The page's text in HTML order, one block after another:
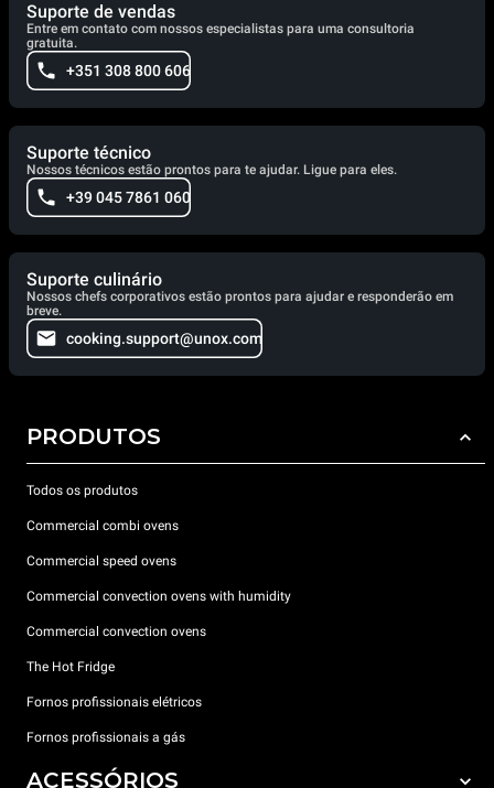
Suporte de vendas
Entre em contato com nossos especialistas para uma consultoria
gratuita.
+351 308 800 606
Suporte técnico
Nossos técnicos estão prontos para te ajudar. Ligue para eles.
+39 045 7861 060
Suporte culinário
Nossos chefs corporativos estão prontos para ajudar e responderão em
breve.
cooking.support@unox.com
PRODUTOS
Todos os produtos
Commercial combi ovens
Commercial speed ovens
Commercial convection ovens with humidity
Commercial convection ovens
The Hot Fridge
Fornos profissionais elétricos
Fornos profissionais a gás
ACESSÓRIOS